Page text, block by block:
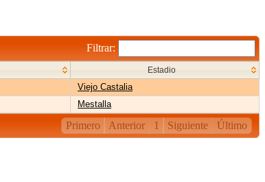
Filtrar:
Estadio
Viejo Castalia
Mestalla
Primero Anterior 1 Siguiente Último